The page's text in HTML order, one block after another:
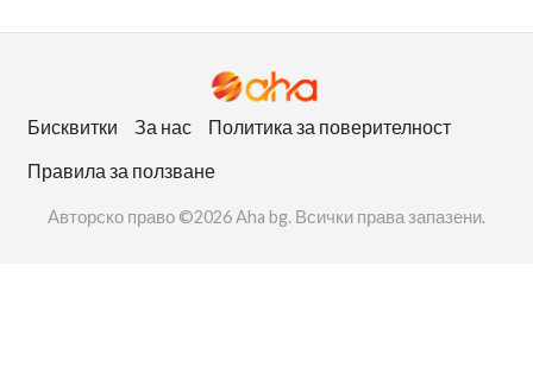
Бисквитки За нас
Политика за поверителност
Правила за ползване
Авторско право ©2026 Aha bg. Всички права запазени.